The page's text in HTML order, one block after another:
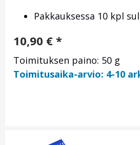
Pakkauksessa 10 kpl
10,90 € *
Toimituksen paino: 50 g
Toimitusaika-arvio: 4-10